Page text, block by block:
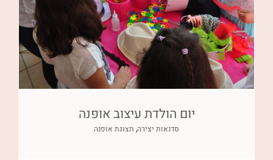
יום הולדת עיצוב אופנה
סדנאות יצירה, תצוגת אופנה